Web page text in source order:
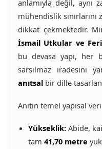
anlamıyla değil, aynı
mühendislik sınırlarını
dikkat çekmektedir.
İsmail Utkular ve
bu devasa yapı, her
sarsılmaz iradesini
anıtsal bir dille
Anıtın temel yapısal
Yükseklik: Abide,
tam 41,70 metre